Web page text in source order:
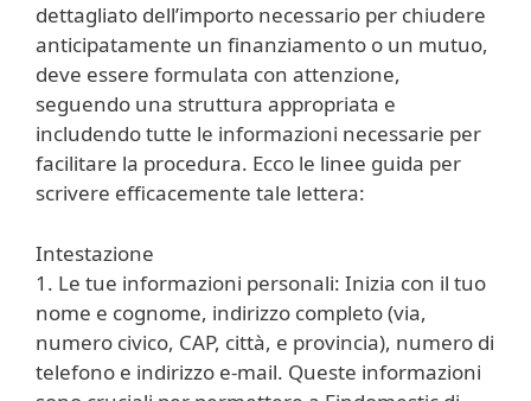
dettagliato dell’importo necessario per chiudere
anticipatamente un finanziamento o un mutuo,
deve essere formulata con attenzione,
seguendo una struttura appropriata e
includendo tutte le informazioni necessarie per
facilitare la procedura. Ecco le linee guida per
scrivere efficacemente tale lettera:
Intestazione
1. Le tue informazioni personali: Inizia con il tuo
nome e cognome, indirizzo completo (via,
numero civico, CAP, città, e provincia), numero di
telefono e indirizzo e-mail. Queste informazioni